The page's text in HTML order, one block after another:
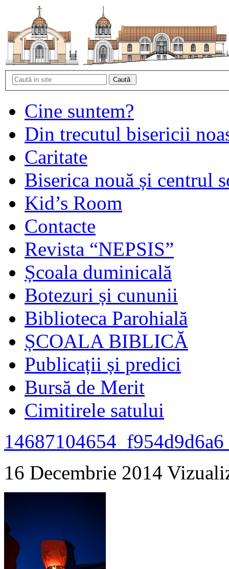
Cine suntem?
Din trecutul bisericii
Caritate
Biserica nouă și centrul
Kid’s Room
Contacte
Revista “NEPSIS”
Școala duminicală
Botezuri și cununii
Biblioteca Parohială
ȘCOALA BIBLICĂ
Publicații și predici
Bursă de Merit
Cimitirele satului
16 Decembrie 2014